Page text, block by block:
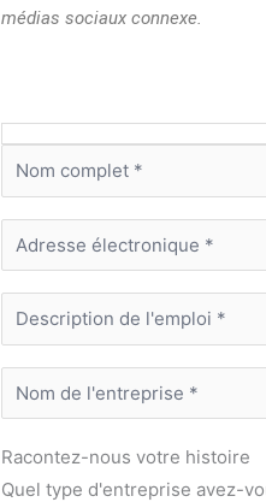
médias sociaux connexe.
Racontez-nous votre histoire
Quel type d'entreprise avez-